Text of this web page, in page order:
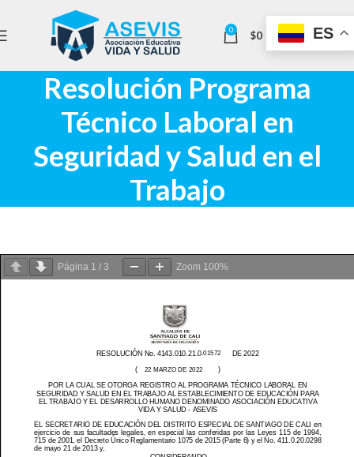
0 $0 ES
Resolución Programa
Técnico Laboral en
Seguridad y Salud en el
Trabajo
Página 1 / 3 Zoom 100%